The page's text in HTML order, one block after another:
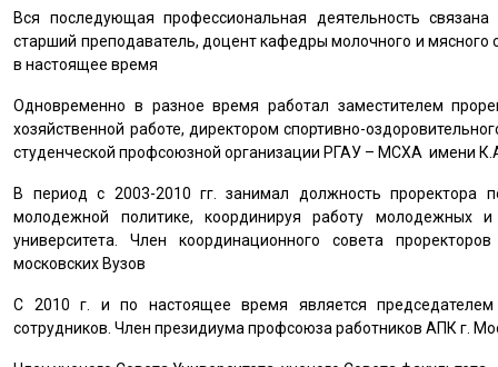
Вся последующая профессиональная деятельность связана
старший преподаватель, доцент кафедры молочного и мясного
в настоящее время
Одновременно в разное время работал заместителем
хозяйственной работе, директором спортивно-
студенческой профсоюзной организации РГАУ – МСХА имени
В период с 2003-2010 гг. занимал должность проректора
молодежной политике, координируя работу молодежных и
университета. Член координационного совета
московских Вузов
С 2010 г. и по настоящее время является председателем
сотрудников. Член президиума профсоюза работников АПК г.